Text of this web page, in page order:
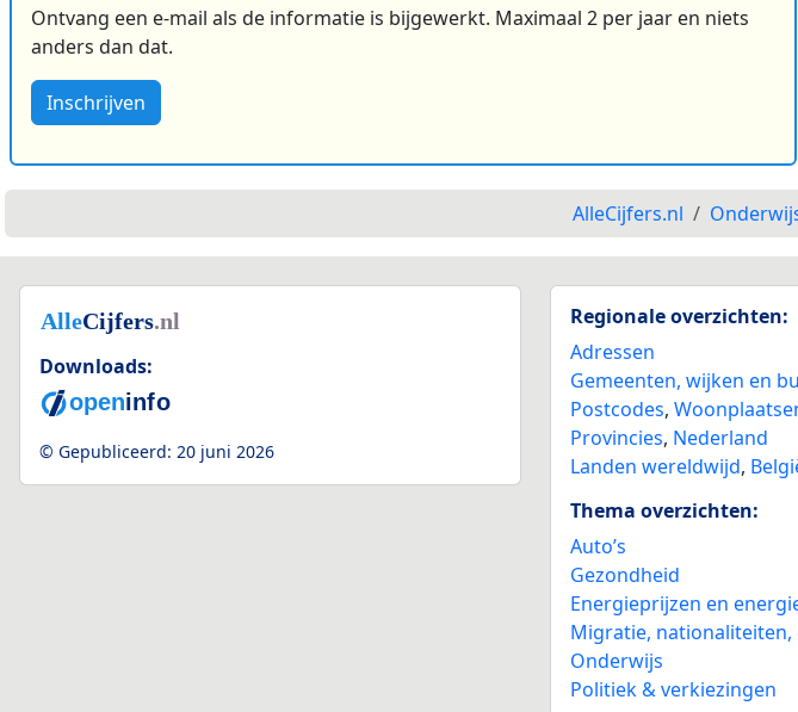
Ontvang een e-mail als de informatie is bijgewerkt. Maximaal 2 per jaar en niets
anders dan dat.
Inschrijven
AlleCijfers.nl
Downloads:
© Gepubliceerd: 20 juni 2026
Regionale overzichten:
Adressen
Gemeenten, wijken en
Postcodes,
Provincies, Nederland
Landen wereldwijd,
Thema overzichten:
Auto’s
Gezondheid
Energieprijzen en
Migratie,
Onderwijs
Politiek & verkiezingen